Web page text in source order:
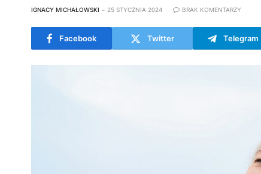
IGNACY MICHAŁOWSKI 25 STYCZNIA 2024 BRAK KOMENTARZY
Facebook Twitter Telegram